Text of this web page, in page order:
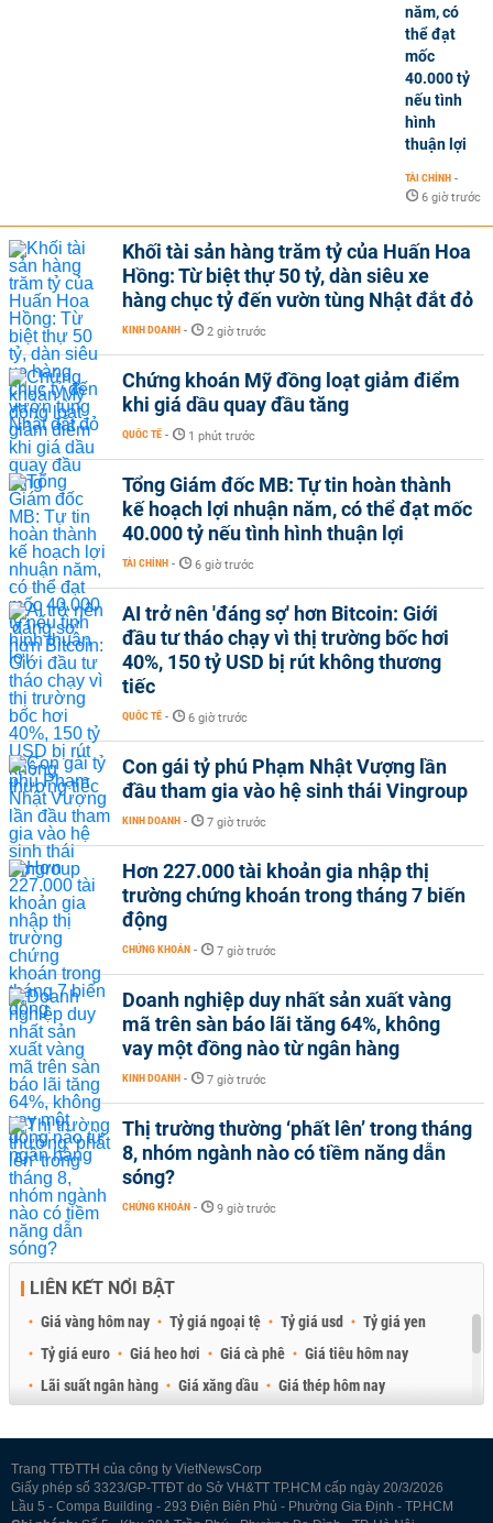
năm, có
thể đạt
mốc
40.000 tỷ
nếu tình
hình
thuận lợi
TÀI CHÍNH -
6 giờ trước
Khối tài sản hàng trăm tỷ của Huấn Hoa
Hồng: Từ biệt thự 50 tỷ, dàn siêu xe
hàng chục tỷ đến vườn tùng Nhật đắt đỏ
KINH DOANH - 2 giờ trước
Chứng khoán Mỹ đồng loạt giảm điểm
khi giá dầu quay đầu tăng
QUỐC TẾ - 1 phút trước
Tổng Giám đốc MB: Tự tin hoàn thành
kế hoạch lợi nhuận năm, có thể đạt mốc
40.000 tỷ nếu tình hình thuận lợi
TÀI CHÍNH - 6 giờ trước
AI trở nên 'đáng sợ' hơn Bitcoin: Giới
đầu tư tháo chạy vì thị trường bốc hơi
40%, 150 tỷ USD bị rút không thương
tiếc
QUỐC TẾ - 6 giờ trước
Con gái tỷ phú Phạm Nhật Vượng lần
đầu tham gia vào hệ sinh thái Vingroup
KINH DOANH - 7 giờ trước
Hơn 227.000 tài khoản gia nhập thị
trường chứng khoán trong tháng 7 biến
động
CHỨNG KHOÁN - 7 giờ trước
Doanh nghiệp duy nhất sản xuất vàng
mã trên sàn báo lãi tăng 64%, không
vay một đồng nào từ ngân hàng
KINH DOANH - 7 giờ trước
Thị trường thường ‘phất lên’ trong tháng
8, nhóm ngành nào có tiềm năng dẫn
sóng?
CHỨNG KHOÁN - 9 giờ trước
LIÊN KẾT NỔI BẬT
Giá vàng hôm nay Tỷ giá ngoại tệ Tỷ giá usd
Tỷ giá yen
Tỷ giá euro
Giá heo hơi Giá cà phê
Giá tiêu hôm nay
Lãi suất ngân hàng
Giá xăng dầu
Giá thép hôm nay
Trang TTĐTTH của công ty VietNewsCorp
Giấy phép số 3323/GP-TTĐT do Sở VH&TT TP.HCM cấp ngày 20/3/2026
Lầu 5 - Compa Building - 293 Điện Biên Phủ - Phường Gia Định - TP.HCM